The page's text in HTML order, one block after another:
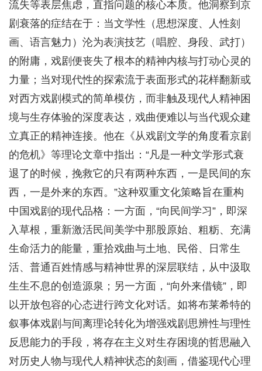
流失等表层焦虑，直指问题的核心本质。他洞察到京
剧衰落的症结在于：当文学性（思想深度、人性刻
画、语言魅力）沦为表演技艺（唱腔、身段、武打）
的附庸，戏剧便丧失了根本的精神内核与打动心灵的
力量；当对现代性的探索流于表面形式的花样翻新或
对西方戏剧模式的简单模仿，而非触及现代人精神困
境与生存体验的深度表达，戏曲便难以与当代观众建
立真正的精神连接。他在《从戏剧文学的角度看京剧
的危机》等理论文章中指出：“凡是一种文学形式衰
退了的时候，挽救它的只有两种东西，一是民间的东
西，一是外来的东西。”这种双重文化策略旨在重构
中国戏剧的现代品格：一方面，“向民间学习”，即深
入草根，重新激活民间美学中那股原始、粗粝、充满
生命活力的能量，重拾戏曲与土地、民俗、日常生
活、普通百姓情感与精神世界的深层联结，从中汲取
生生不息的创造源泉；另一方面，“向外来借镜”，即
以开放包容的心态进行跨文化对话。如将布莱希特的
叙事体戏剧与间离理论转化为增强戏剧思辨性与理性
反思能力的手段，将存在主义对生存困境的哲思融入
对历史人物与现代人精神状态的刻画，借鉴现代心理